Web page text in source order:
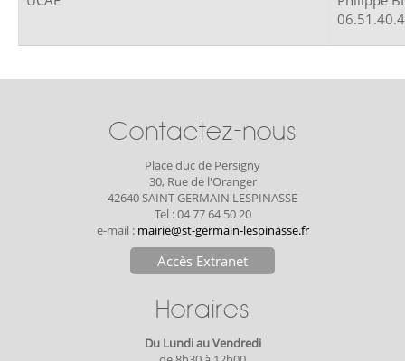
Contactez-nous
Place duc de Persigny
30, Rue de l'Oranger
42640 SAINT GERMAIN LESPINASSE
Tel : 04 77 64 50 20
e-mail : mairie@st-germain-lespinasse.fr
Accès Extranet
Horaires
Du Lundi au Vendredi